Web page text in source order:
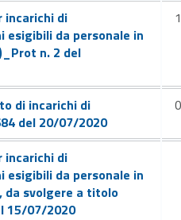
incarichi di
esigibili da personale in
n. 2 del
di incarichi di
del 20/07/2020
incarichi di
esigibili da personale in
da svolgere a titolo
15/07/2020